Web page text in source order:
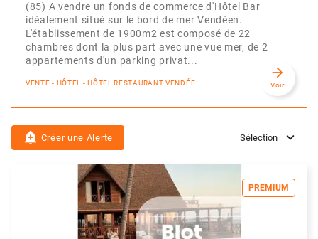
(85) A vendre un fonds de commerce d'Hôtel Bar
idéalement situé sur le bord de mer Vendéen.
L'établissement de 1900m2 est composé de 22
chambres dont la plus part avec une vue mer, de 2
appartements d'un parking privat...
VENTE - HÔTEL - HÔTEL RESTAURANT VENDÉE
arrow_forward
Voir
add_alert Créer une Alerte Sélection
PREMIUM